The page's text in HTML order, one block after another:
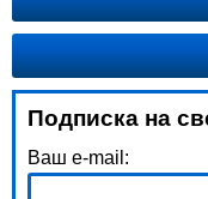
Подписка на
Ваш e-mail: